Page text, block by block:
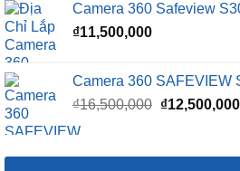
Camera 360 Safeview
₫11,500,000
Camera 360 SAFEVIEW
₫16,500,000 Giá
₫12,500,000